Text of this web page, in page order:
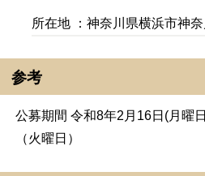
所在地 ：神奈川県横浜市神
参考
公募期間 令和8年2月16日(月曜
（火曜日）